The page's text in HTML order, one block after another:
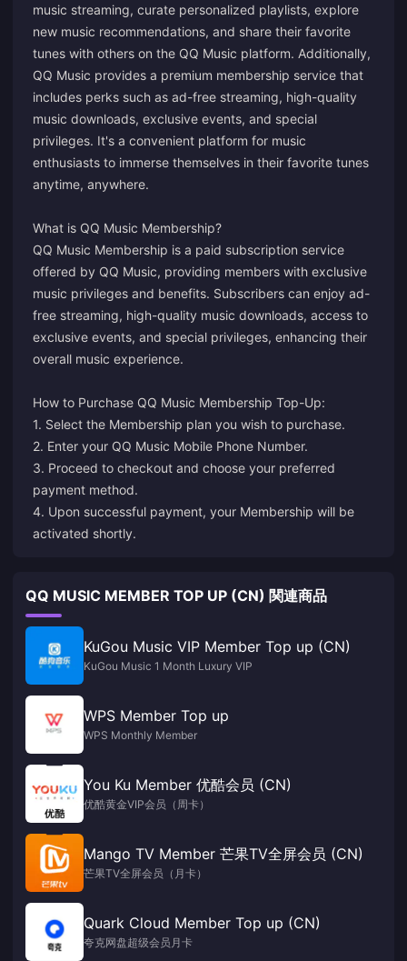
music streaming, curate personalized playlists, explore
new music recommendations, and share their favorite
tunes with others on the QQ Music platform. Additionally,
QQ Music provides a premium membership service that
includes perks such as ad-free streaming, high-quality
music downloads, exclusive events, and special
privileges. It's a convenient platform for music
enthusiasts to immerse themselves in their favorite tunes
anytime, anywhere.
What is QQ Music Membership?
QQ Music Membership is a paid subscription service
offered by QQ Music, providing members with exclusive
music privileges and benefits. Subscribers can enjoy ad-
free streaming, high-quality music downloads, access to
exclusive events, and special privileges, enhancing their
overall music experience.
How to Purchase QQ Music Membership Top-Up:
1. Select the Membership plan you wish to purchase.
2. Enter your QQ Music Mobile Phone Number.
3. Proceed to checkout and choose your preferred
payment method.
4. Upon successful payment, your Membership will be
activated shortly.
QQ MUSIC MEMBER TOP UP (CN) 関連商品
KuGou Music VIP Member Top up (CN)
KuGou Music 1 Month Luxury VIP
WPS Member Top up
WPS Monthly Member
You Ku Member 优酷会员 (CN)
优酷黄金VIP会员（周卡）
Mango TV Member 芒果TV全屏会员 (CN)
芒果TV全屏会员（月卡）
Quark Cloud Member Top up (CN)
夸克网盘超级会员月卡